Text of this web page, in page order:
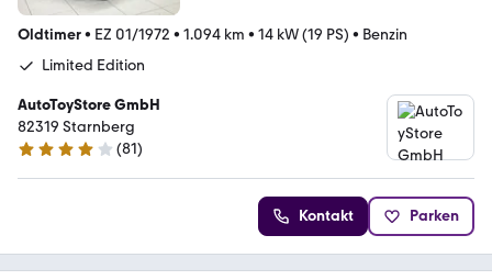
Oldtimer• EZ 01/1972 • 1.094 km • 14 kW (19 PS) • Benzin
Limited Edition
AutoToyStore GmbH
82319 Starnberg
4 Sterne
(81)
Kontakt Parken